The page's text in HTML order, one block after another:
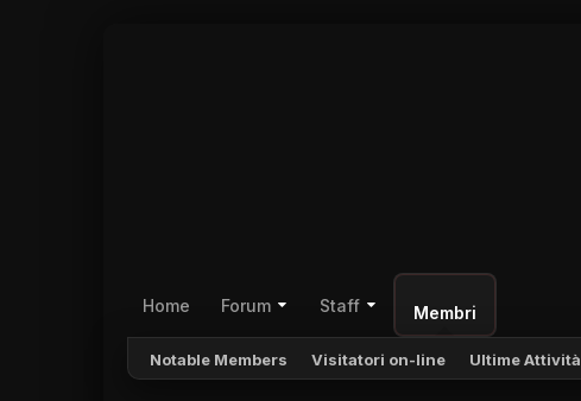
Home Forum Staff Membri
Notable Members Visitatori on-line Ultime Attività